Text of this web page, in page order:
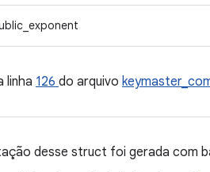
linha 126 do arquivo
desse struct foi gerada com